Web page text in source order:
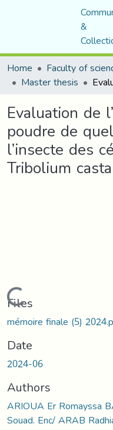
&
Home
Faculty of
Master thesis
Evaluation de
poudre de
l’insecte des
Tribolium
Loading...
Files
mémoire finale (5)
Date
2024-06
Authors
ARIOUA Er Romayssa
Souad. Enc/ ARAB